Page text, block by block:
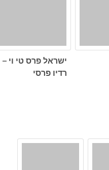
ישראל פרס טי וי –
רדיו פרסי